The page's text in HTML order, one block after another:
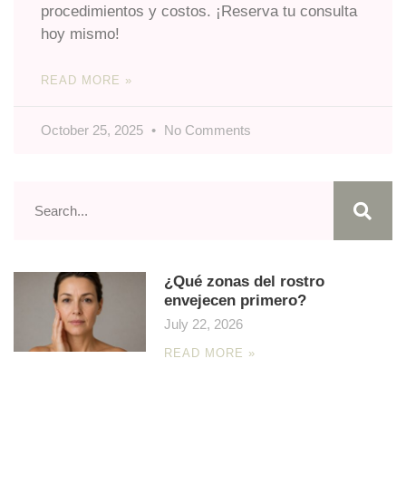
procedimientos y costos. ¡Reserva tu consulta
hoy mismo!
READ MORE »
October 25, 2025 No Comments
¿Qué zonas del rostro
envejecen primero?
July 22, 2026
READ MORE »